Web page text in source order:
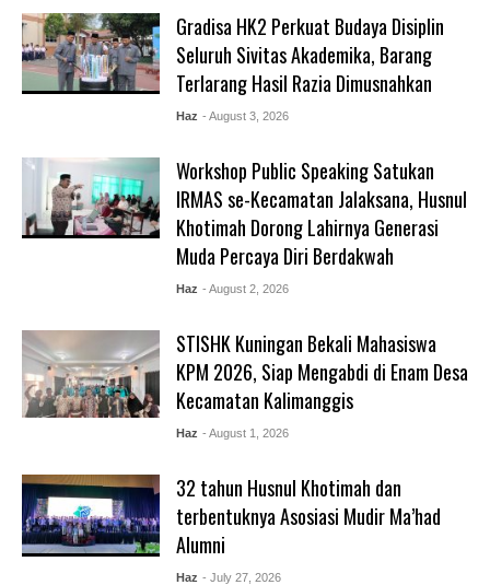
Gradisa HK2 Perkuat Budaya Disiplin
Seluruh Sivitas Akademika, Barang
Terlarang Hasil Razia Dimusnahkan
Haz - August 3, 2026
Workshop Public Speaking Satukan
IRMAS se-Kecamatan Jalaksana, Husnul
Khotimah Dorong Lahirnya Generasi
Muda Percaya Diri Berdakwah
Haz - August 2, 2026
STISHK Kuningan Bekali Mahasiswa
KPM 2026, Siap Mengabdi di Enam Desa
Kecamatan Kalimanggis
Haz - August 1, 2026
32 tahun Husnul Khotimah dan
terbentuknya Asosiasi Mudir Ma’had
Alumni
Haz - July 27, 2026